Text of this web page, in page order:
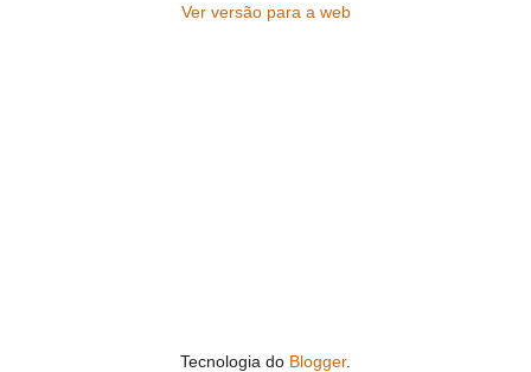
Ver versão para a web
Tecnologia do Blogger.